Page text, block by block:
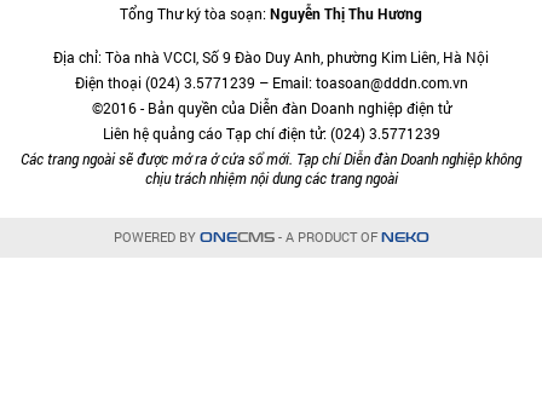
Tổng Thư ký tòa soạn:Nguyễn Thị Thu Hương
Địa chỉ: Tòa nhà VCCI, Số 9 Đào Duy Anh, phường Kim Liên, Hà Nội
Điện thoại (024) 3.5771239 – Email: toasoan@dddn.com.vn
©2016 - Bản quyền của Diễn đàn Doanh nghiệp điện tử
Liên hệ quảng cáo Tạp chí điện tử: (024) 3.5771239
Các trang ngoài sẽ được mở ra ở cửa sổ mới. Tạp chí Diễn đàn Doanh nghiệp không
chịu trách nhiệm nội dung các trang ngoài
POWERED BY ONECMS- A PRODUCT OF NEKO